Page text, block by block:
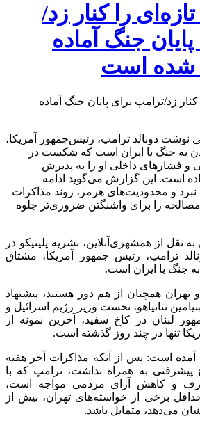
تازه‌ای را کنار زد/
جنگ آماده
شده است
نوشت دونالد ترامپ، رئیس‌جمهور آمریکا،
به جنگ با ایران است که شکست در
و فشار‌های داخلی او را به پذیرش
است. این گزارش می‌گوید ادامه
نبرد و محدودیت‌های هرمز، روند مذاکرات
مصالحه را برای واشنگتن ضروری‌تر جلوه
نقل از همشهری‌آنلاین، نشریه پلیتیکو در
ترامپ، رئیس جمهور آمریکا، مشتاق
جنگ با ایران است.
تهران همچنان از هم دور هستند، پیشنهاد
نتانیاهو، نخست وزیر رژیم اسرائیل و
لبنان در کاخ سفید، آخرین نمونه از
تنها در چند روز گذشته است.
آمده است: پس از آنکه مذاکرات آخر هفته
پیشرفتی به همراه نداشت، ترامپ که با
و کاهش آرای مردمی مواجه است،
برخی از خواسته‌های تهران، بیش از
می‌دهد، متمایل باشد.